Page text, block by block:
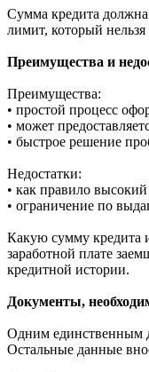
Сумма кредита должна
лимит, который
Преимущества и
Преимущества:
• простой процесс
• может
• быстрое решение
Недостатки:
• как правило
• ограничение по
Какую сумму кредита
заработной плате
кредитной истории.
Документы,
Одним единственным
Остальные данные